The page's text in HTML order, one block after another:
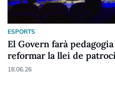
ESPORTS
El Govern farà
reformar la llei de
18.06.26